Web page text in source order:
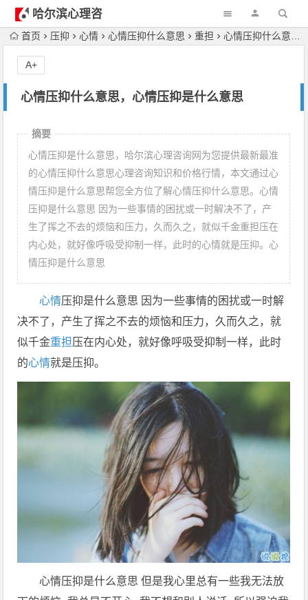
哈尔滨心理咨
询首页 压抑 心情 心情压抑什么意思 重担 心情压抑什么意思，心情压抑是什么意思
心情压抑什么意思，心情压抑是什么意思
A+
摘要
心情压抑是什么意思，哈尔滨心理咨询网为您提供最新最准
的心情压抑什么意思心理咨询知识和价格行情，本文通过心
情压抑是什么意思帮您全方位了解心情压抑什么意思。心情
压抑是什么意思 因为一些事情的困扰或一时解决不了，产
生了挥之不去的烦恼和压力，久而久之，就似千金重担压在
内心处，就好像呼吸受抑制一样，此时的心情就是压抑。心
情压抑是什么意思
心情压抑是什么意思 因为一些事情的困扰或一时解
决不了，产生了挥之不去的烦恼和压力，久而久之，就
似千金重担压在内心处，就好像呼吸受抑制一样，此时
的心情就是压抑。
心情压抑是什么意思 但是我心里总有一些我无法放